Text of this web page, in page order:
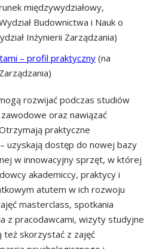
międzywydziałowy,
Budownictwa i Nauk o
Inżynierii Zarządzania)
– profil praktyczny (na
rozwijać podczas studiów
oraz nawiązać
praktyczne
uzyskają dostęp do nowej bazy
w innowacyjny sprzęt, w której
akademiccy, praktycy i
atutem w ich rozwoju
masterclass, spotkania
z pracodawcami, wizyty studyjne
też skorzystać z zajęć